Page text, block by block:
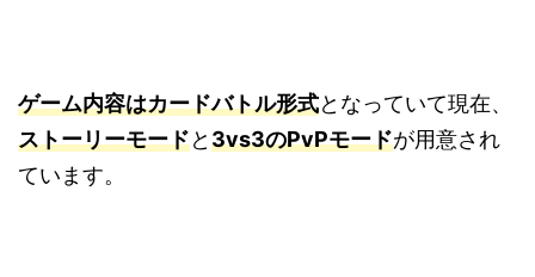
ゲーム内容はカードバトル形式となっていて現在、
ストーリーモードと3vs3のPvPモードが用意され
ています。